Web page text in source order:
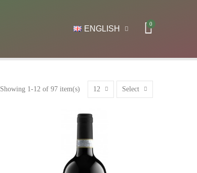
ENGLISH
0
Showing 1-12 of 97 item(s) 12 Select